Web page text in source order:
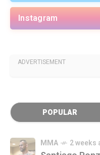
Instagram
ADVERTISEMENT
POPULAR
MMA 2 weeks